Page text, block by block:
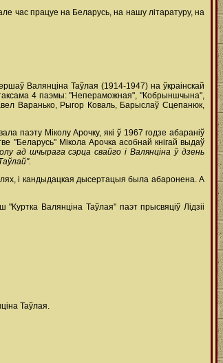
час працуе на Беларусь, на нашу літаратуру, на
Валянціна Таўлая (1914-1947) на ўкраінскай
таксама 4 паэмы: "Непераможная", "Кобрыншчына",
Варанько, Рыгор Коваль, Барыслаў Сцепанюк,
паэту Міколу Арочку, які ў 1967 годзе абараніў
"Беларусь" Мікола Арочка асобнай кнігай выдаў
ад шчырага сэрца свайго і Валянціна ў дзень
і кандыдацкая дысертацыя была абаронена. А
Валянціна Таўлая" паэт прысвяціў Лідзіі
Таўлая.